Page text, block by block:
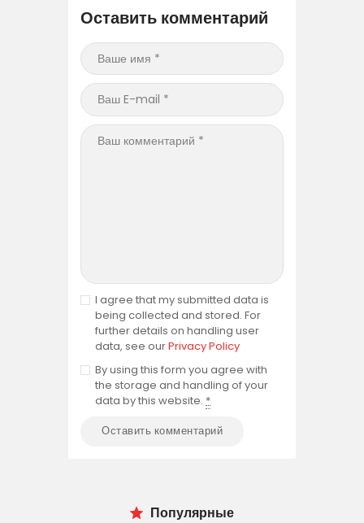
Оставить комментарий
I agree that my submitted data is
being collected and stored. For
further details on handling user
data, see ourPrivacy Policy
By using this form you agree with
the storage and handling of your
data by this website. *
Популярные